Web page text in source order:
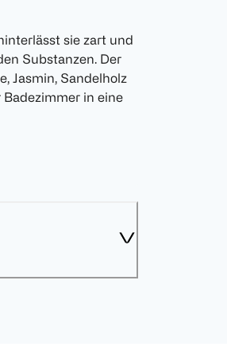
sie zart und
Substanzen. Der
Jasmin, Sandelholz
in eine